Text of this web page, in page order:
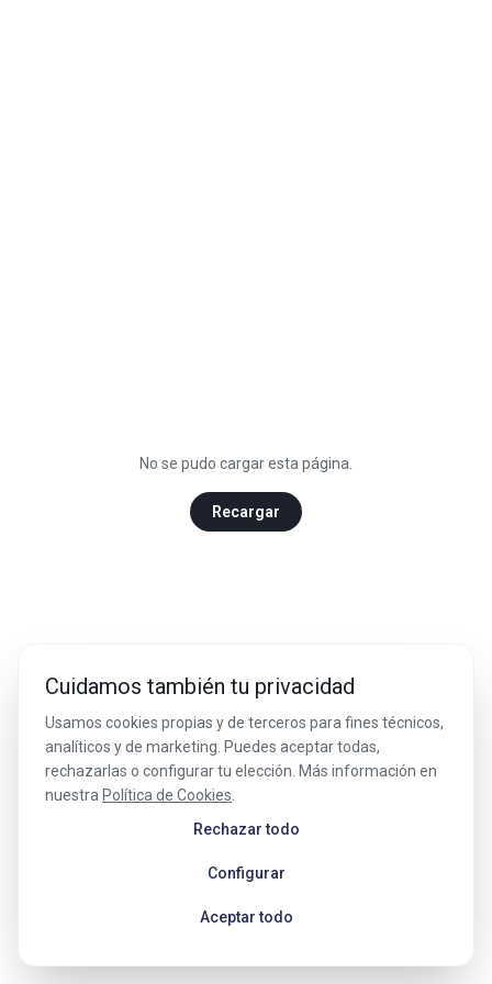
No se pudo cargar esta página.
Recargar
Cuidamos también tu privacidad
Usamos cookies propias y de terceros para fines técnicos,
analíticos y de marketing. Puedes aceptar todas,
rechazarlas o configurar tu elección. Más información en
nuestra Política de Cookies
Rechazar todo
Configurar
Aceptar todo